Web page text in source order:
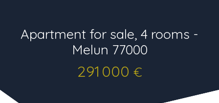
Apartment for sale, 4 rooms -
Melun 77000
291 000 €